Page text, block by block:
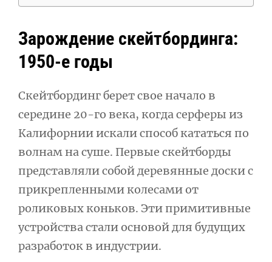
Зарождение скейтбординга:
1950-е годы
Скейтбординг берет свое начало в
середине 20-го века, когда серферы из
Калифорнии искали способ кататься по
волнам на суше. Первые скейтборды
представляли собой деревянные доски с
прикрепленными колесами от
роликовых коньков. Эти примитивные
устройства стали основой для будущих
разработок в индустрии.